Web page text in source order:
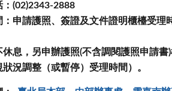
：(02)2343-2888
：申請護照、簽證及文件證明櫃檯受
休息，另申辦護照(不含調閱護照申請
況調整（或暫停）受理時間）。